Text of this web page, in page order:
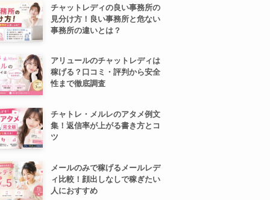
チャットレディの良い事務所の
見分け方！良い事務所と危ない
事務所の違いとは？
アリュールのチャットレディは
稼げる？口コミ・評判から安全
性まで徹底調査
チャトレ・メルレのアタメ例文
集！返信率が上がる書き方とコ
ツ
メールのみで稼げるメールレデ
ィ比較！顔出しなしで稼ぎたい
人におすすめ